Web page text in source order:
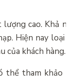
lượng cao. Khả
Hiện nay loại
của khách hàng.
thể tham khảo